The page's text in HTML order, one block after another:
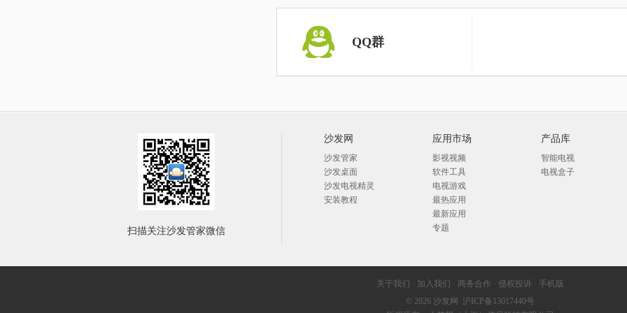
QQ群
扫描关注沙发管家微信
沙发网
沙发管家
沙发桌面
沙发电视精灵
安装教程
应用市场
影视视频
软件工具
电视游戏
最热应用
最新应用
专题
产品库
智能电视
电视盒子
关于我们 · 加入我们 · 商务合作 · 侵权投诉 · 手机版
© 2026 沙发网
沪ICP备13017440号